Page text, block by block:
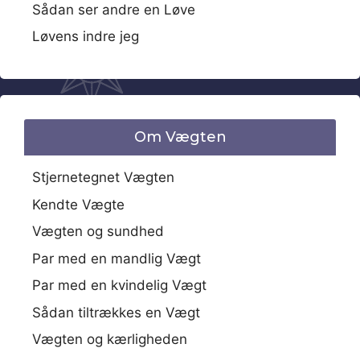
Sådan ser andre en Løve
Løvens indre jeg
Om Vægten
Stjernetegnet Vægten
Kendte Vægte
Vægten og sundhed
Par med en mandlig Vægt
Par med en kvindelig Vægt
Sådan tiltrækkes en Vægt
Vægten og kærligheden